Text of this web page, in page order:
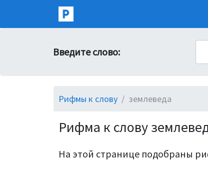
Введите слово:
Рифмы к слову землеведа
Рифма к слову
На этой странице подобраны